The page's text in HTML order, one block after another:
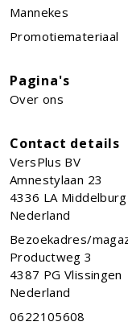
Mannekes
Promotiemateriaal
Pagina's
Over ons
Contact details
VersPlus BV
Amnestylaan 23
4336 LA Middelburg
Nederland
Bezoekadres/
Productweg 3
4387 PG Vlissingen
Nederland
0622105608